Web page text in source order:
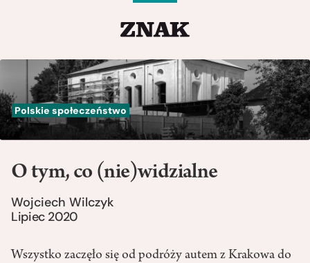
Polskie społeczeństwo
O tym, co (nie)widzialne
Wojciech Wilczyk
Lipiec 2020
Wszystko zaczęło się od podróży autem z Krakowa do